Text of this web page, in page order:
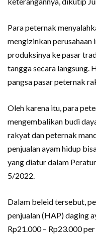
Para peternak
mengizinkan
produksinya ke pasar
tangga secara langsung.
pangsa pasar peternak
Oleh karena itu, para
mengembalikan budi
rakyat dan peternak
penjualan ayam hidup
yang diatur dalam
5/2022.
Dalam beleid tersebut,
penjualan (HAP) daging
Rp21.000 – Rp23.000